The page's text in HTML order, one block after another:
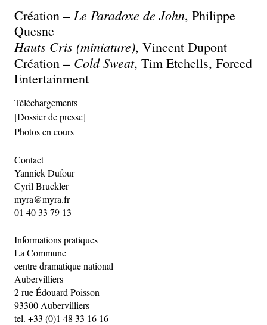
Création – Le Paradoxe de John, Philippe
Quesne
Hauts Cris (miniature), Vincent Dupont
Création – Cold Sweat, Tim Etchells, Forced
Entertainment
Téléchargements
[Dossier de presse]
Photos en cours
Contact
Yannick Dufour
Cyril Bruckler
myra@myra.fr
01 40 33 79 13
Informations pratiques
La Commune
centre dramatique national
Aubervilliers
2 rue Édouard Poisson
93300 Aubervilliers
tel. +33 (0)1 48 33 16 16